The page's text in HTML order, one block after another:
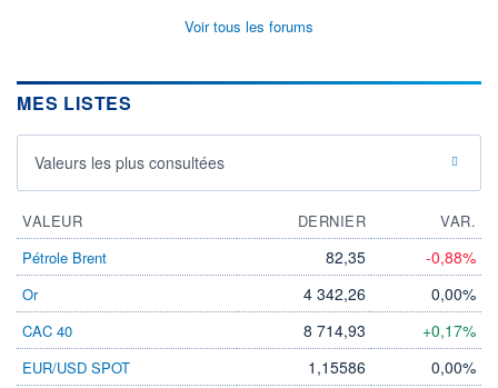
Voir tous les forums
MES LISTES
Valeurs les plus consultées
VALEUR DERNIER
VAR.
Pétrole Brent
82,35 -0,88%
Or 4 342,26 0,00%
CAC 40 8 714,93 +0,17%
EUR/USD SPOT 1,15586 0,00%